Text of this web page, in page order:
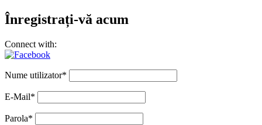
Înregistrați-vă acum
Connect with:
Nume utilizator*
E-Mail*
Parola*